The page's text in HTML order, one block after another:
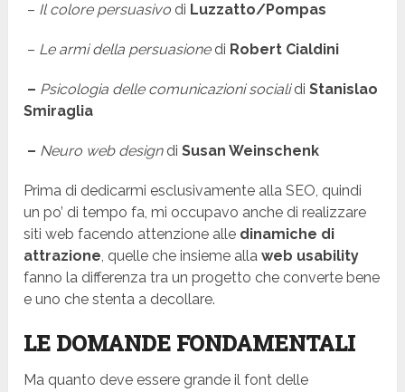
– Il colore persuasivo di Luzzatto/Pompas
– Le armi della persuasionedi Robert Cialdini
– Psicologia delle comunicazioni socialidiStanislao
Smiraglia
– Neuro web design diSusan Weinschenk
Prima di dedicarmi esclusivamente alla SEO, quindi
un po’ di tempo fa, mi occupavo anche di realizzare
siti web facendo attenzione alle dinamiche di
attrazione, quelle che insieme allaweb usability
fanno la differenza tra un progetto che converte bene
e uno che stenta a decollare.
LE DOMANDE FONDAMENTALI
Ma quanto deve essere grande il font delle